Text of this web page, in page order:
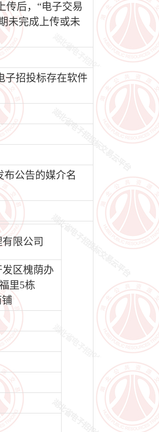
传后，“电子交易
未完成上传或未
招投标存在软件
公告的媒介名
限公司
区槐荫办
里5栋